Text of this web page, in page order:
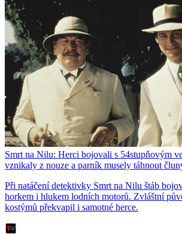
Smrt na Nilu: Herci bojovali s 54stupňovým
vznikaly z nouze a parník musely táhnout
Při natáčení detektivky Smrt na Nilu štáb
horkem i hlukem lodních motorů. Zvláštní
kostýmů překvapil i samotné herce.